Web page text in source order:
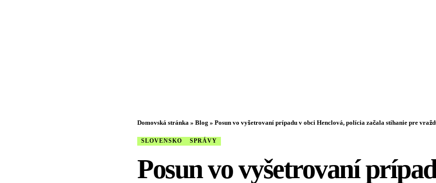
Domovská stránka » Blog » Posun vo vyšetrovaní prípadu v obci Henclová, polícia začala stíhanie pre
SLOVENSKO SPRÁVY
Posun vo vyšetrovaní